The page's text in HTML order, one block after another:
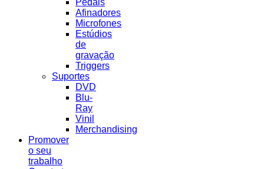
Afinadores
Microfones
Estúdios
de
gravação
Triggers
Suportes
DVD
Blu-
Ray
Vinil
Merchandising
Promover
o seu
trabalho